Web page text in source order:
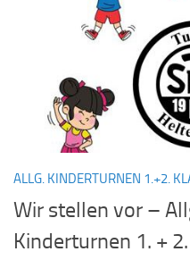
ALLG. KINDERTURNEN 1.+2.
Wir stellen vor –
Kinderturnen 1. +